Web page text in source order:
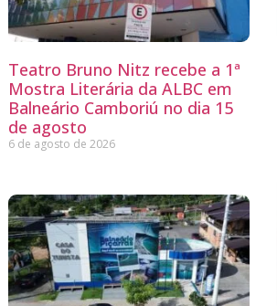
Teatro Bruno Nitz recebe a 1ª
Mostra Literária da ALBC em
Balneário Camboriú no dia 15
de agosto
6 de agosto de 2026